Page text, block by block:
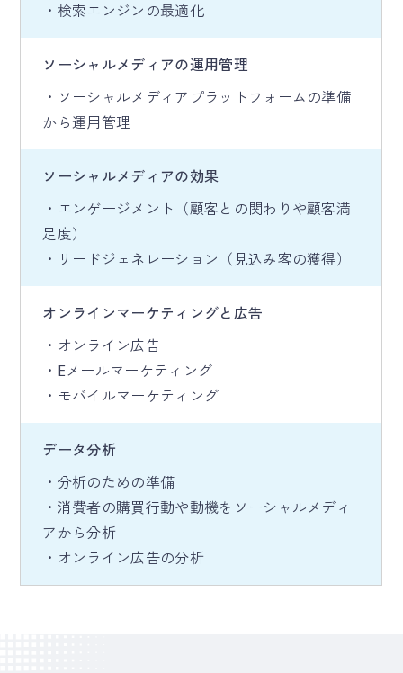
・検索エンジンの最適化
ソーシャルメディアの運用管理
・ソーシャルメディアプラットフォームの準備
から運用管理
ソーシャルメディアの効果
・エンゲージメント（顧客との関わりや顧客満
足度）
・リードジェネレーション（見込み客の獲得）
オンラインマーケティングと広告
・オンライン広告
・Eメールマーケティング
・モバイルマーケティング
データ分析
・分析のための準備
・消費者の購買行動や動機をソーシャルメディ
アから分析
・オンライン広告の分析